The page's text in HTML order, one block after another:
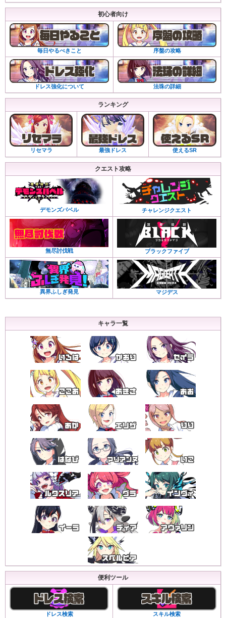
初心者向け
毎日やるべきこと 序盤の攻略
ドレス強化について 法珠の詳細
ランキング
リセマラ 最強ドレス 使えるSR
クエスト攻略
デモンズバベル チャレンジクエスト
無尽討伐戦 ブラックファイブ
異界ふしぎ発見 マジデス
キャラ一覧
便利ツール
ドレス検索 スキル検索